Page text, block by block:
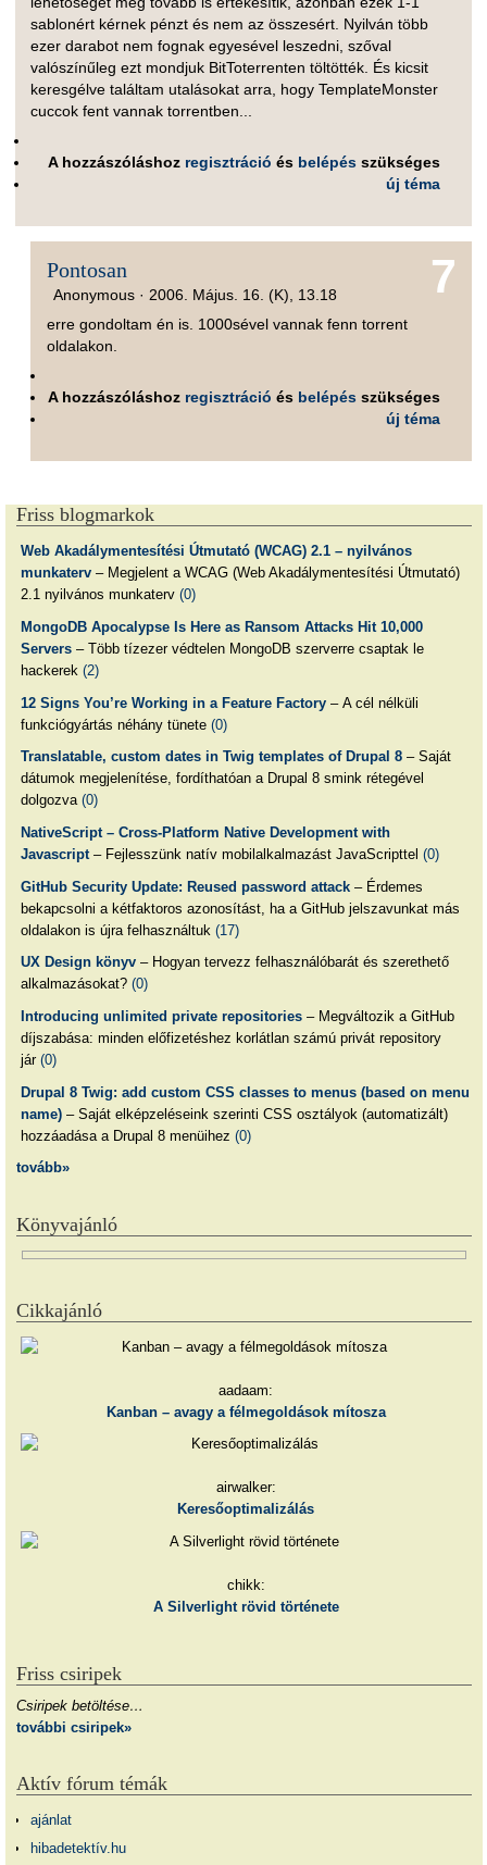
sablonért kérnek pénzt és nem az összesért. Nyilván több
ezer darabot nem fognak egyesével leszedni, szőval
valószínűleg ezt mondjuk BitToterrenten töltötték. És kicsit
keresgélve találtam utalásokat arra, hogy TemplateMonster
cuccok fent vannak torrentben...
A hozzászóláshoz regisztráció és belépés szükséges
új téma
7
Pontosan
Anonymous · 2006. Május. 16. (K), 13.18
erre gondoltam én is. 1000sével vannak fenn torrent
oldalakon.
A hozzászóláshoz regisztráció és belépés szükséges
új téma
Friss blogmarkok
Web Akadálymentesítési Útmutató (WCAG) 2.1 – nyilvános
munkaterv– Megjelent a WCAG (Web Akadálymentesítési Útmutató)
2.1 nyilvános munkaterv (0)
MongoDB Apocalypse Is Here as Ransom Attacks Hit 10,000
Servers– Több tízezer védtelen MongoDB szerverre csaptak le
hackerek (2)
12 Signs You’re Working in a Feature Factory– A cél nélküli
funkciógyártás néhány tünete (0)
Translatable, custom dates in Twig templates of Drupal 8– Saját
dátumok megjelenítése, fordíthatóan a Drupal 8 smink rétegével
dolgozva (0)
NativeScript – Cross-Platform Native Development with
Javascript– Fejlesszünk natív mobilalkalmazást JavaScripttel (0)
GitHub Security Update: Reused password attack– Érdemes
bekapcsolni a kétfaktoros azonosítást, ha a GitHub jelszavunkat más
oldalakon is újra felhasználtuk (17)
UX Design könyv– Hogyan tervezz felhasználóbarát és szerethető
alkalmazásokat? (0)
Introducing unlimited private repositories– Megváltozik a GitHub
díjszabása: minden előfizetéshez korlátlan számú privát repository
jár (0)
Drupal 8 Twig: add custom CSS classes to menus (based on menu
name)– Saját elképzeléseink szerinti CSS osztályok (automatizált)
hozzáadása a Drupal 8 menüihez (0)
tovább»
Könyvajánló
Cikkajánló
aadaam:
Kanban – avagy a félmegoldások mítosza
airwalker:
Keresőoptimalizálás
chikk:
A Silverlight rövid története
Friss csiripek
Csiripek betöltése…
további csiripek»
Aktív fórum témák
ajánlat
hibadetektív.hu